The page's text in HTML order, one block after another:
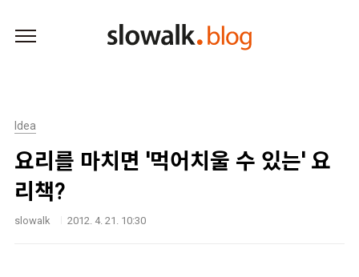
Idea
요리를 마치면 '먹어치울 수 있는' 요
리책?
slowalk 2012. 4. 21. 10:30